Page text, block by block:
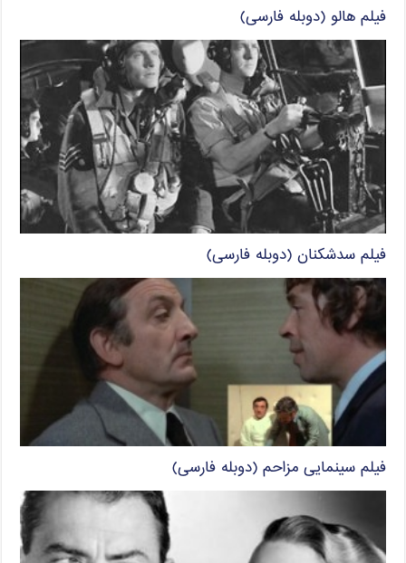
فیلم هالو (دوبله فارسی)
فیلم سدشکنان (دوبله فارسی)
فیلم سینمایی مزاحم (دوبله فارسی)